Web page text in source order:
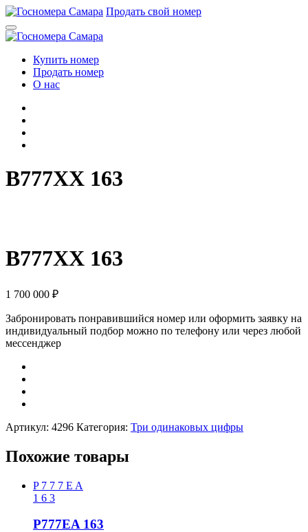
Перейти
к
содержимому
Продать свой номер
Купить номер
Продать номер
О нас
B777XX 163
B777XX 163
1 700 000 ₽
Забронировать понравившийся номер или оформить заявку на
индивидуальный подбор можно по телефону или через любой
мессенджер
Артикул: 4296 Категория: Три одинаковых цифры
Похожие товары
P 7 7 7 E A
1 6 3
P777EA 163